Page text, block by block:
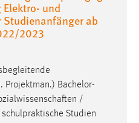
Ingenieurpädagogik -
und
ab
2023